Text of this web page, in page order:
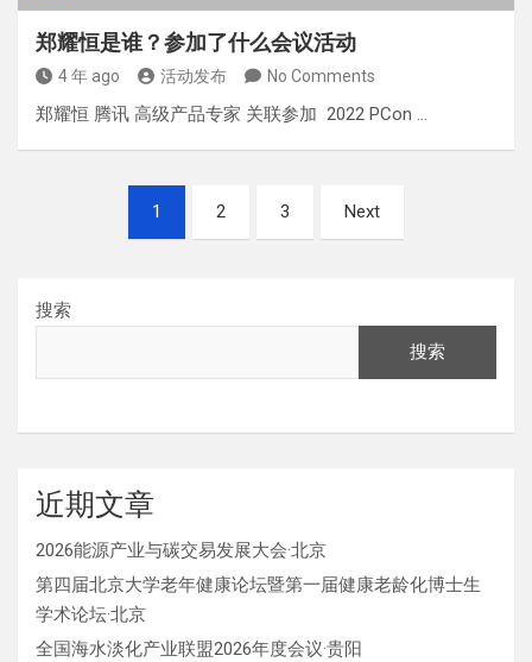
郑耀恒是谁？参加了什么会议活动
4 年 ago 活动发布 No Comments
郑耀恒 腾讯 高级产品专家 关联参加 2022 PCon …
页
1 2 3 Next
搜索
搜索
近期文章
2026能源产业与碳交易发展大会·北京
第四届北京大学老年健康论坛暨第一届健康老龄化博士生
学术论坛·北京
全国海水淡化产业联盟2026年度会议·贵阳